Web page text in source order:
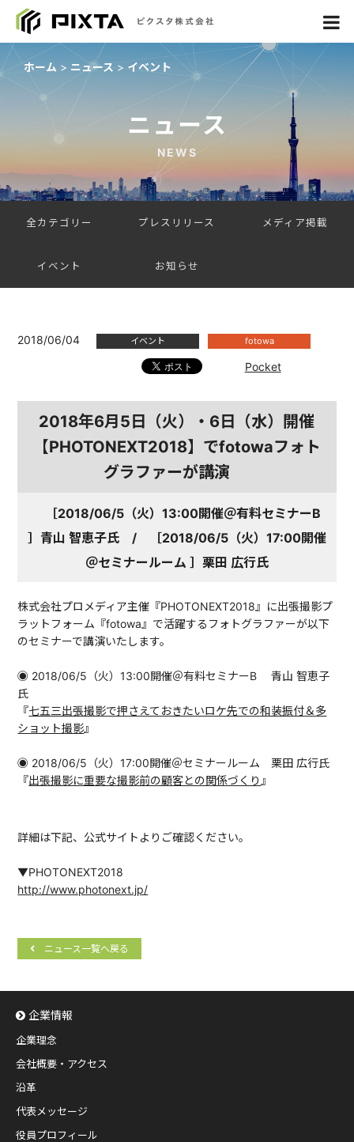
ホーム ニュース イベント
ニュース
NEWS
全カテゴリー プレスリリース メディア掲載
イベント お知らせ
2018/06/04 イベント fotowa
Pocket
2018年6月5日（火）・6日（水）開催
【PHOTONEXT2018】でfotowaフォト
グラファーが講演
［2018/06/5（火）13:00開催＠有料セミナーB
］青山 智恵子氏 / ［2018/06/5（火）17:00開催
＠セミナールーム ］栗田 広行氏
株式会社プロメディア主催『PHOTONEXT2018』に出張撮影プ
ラットフォーム『fotowa』で活躍するフォトグラファーが以下
のセミナーで講演いたします。
◉ 2018/06/5（火）13:00開催＠有料セミナーB 青山 智恵子
氏
『七五三出張撮影で押さえておきたいロケ先での和装振付＆多
ショット撮影』
◉ 2018/06/5（火）17:00開催＠セミナールーム 栗田 広行氏
『出張撮影に重要な撮影前の顧客との関係づくり 』
詳細は下記、公式サイトよりご確認ください。
▼PHOTONEXT2018
http://www.photonext.jp/
ニュース一覧へ戻る
企業情報
企業理念
会社概要・アクセス
沿革
代表メッセージ
役員プロフィール